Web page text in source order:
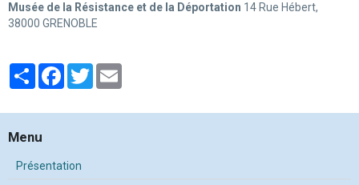
Musée de la Résistance et de la Déportation 14 Rue Hébert,
38000 GRENOBLE
PartagerFacebook
Twitter
Menu
Présentation